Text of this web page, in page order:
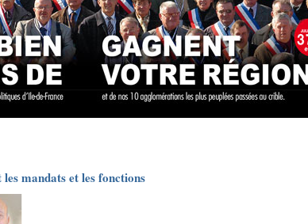
mandats et les fonctions